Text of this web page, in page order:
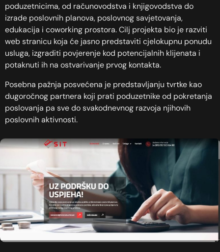
poduzetnicima, od računovodstva i knjigovodstva do
izrade poslovnih planova, poslovnog savjetovanja,
edukacija i coworking prostora. Cilj projekta bio je razviti
web stranicu koja će jasno predstaviti cjelokupnu ponudu
usluga, izgraditi povjerenje kod potencijalnih klijenata i
potaknuti ih na ostvarivanje prvog kontakta.
Posebna pažnja posvećena je predstavljanju tvrtke kao
dugoročnog partnera koji prati poduzetnike od pokretanja
poslovanja pa sve do svakodnevnog razvoja njihovih
poslovnih aktivnosti.